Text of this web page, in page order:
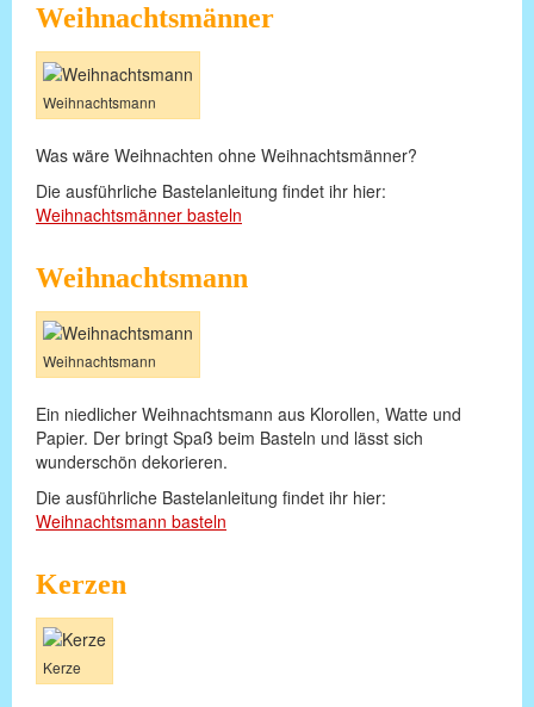
Weihnachtsmänner
Weihnachtsmann
Was wäre Weihnachten ohne Weihnachtsmänner?
Die ausführliche Bastelanleitung findet ihr hier:
Weihnachtsmänner basteln
Weihnachtsmann
Weihnachtsmann
Ein niedlicher Weihnachtsmann aus Klorollen, Watte und
Papier. Der bringt Spaß beim Basteln und lässt sich
wunderschön dekorieren.
Die ausführliche Bastelanleitung findet ihr hier:
Weihnachtsmann basteln
Kerzen
Kerze